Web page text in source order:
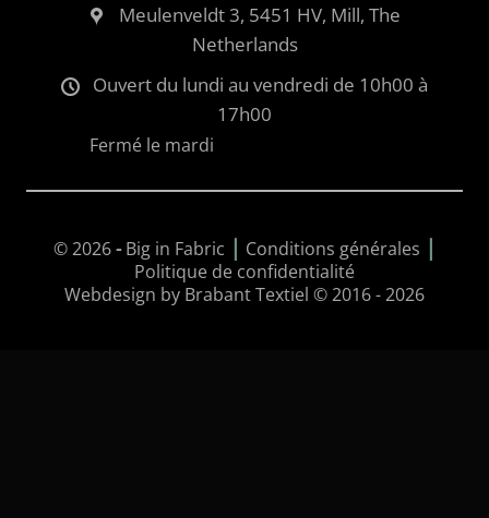
Meulenveldt 3, 5451 HV, Mill, The
Netherlands
Ouvert du lundi au vendredi de 10h00 à
17h00
Fermé le mardi
© 2026-Big in Fabric | Conditions générales |
Politique de confidentialité
Webdesign by Brabant Textiel © 2016 - 2026